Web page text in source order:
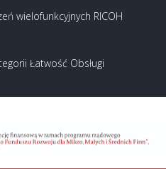
wielofunkcyjnych RICOH
Łatwość Obsługi